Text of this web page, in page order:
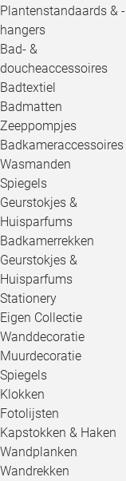
Plantenstandaards & -
hangers
Bad- &
doucheaccessoires
Badtextiel
Badmatten
Zeeppompjes
Badkameraccessoires
Wasmanden
Spiegels
Geurstokjes &
Huisparfums
Badkamerrekken
Geurstokjes &
Huisparfums
Stationery
Eigen Collectie
Wanddecoratie
Muurdecoratie
Spiegels
Klokken
Fotolijsten
Kapstokken & Haken
Wandplanken
Wandrekken